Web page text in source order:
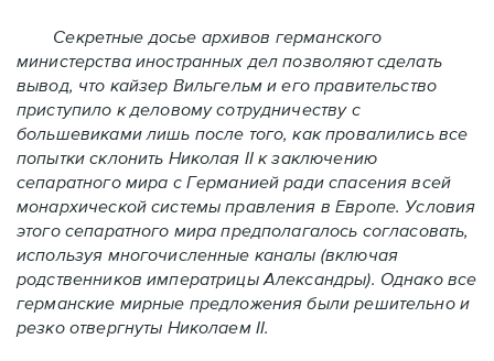
Секретные досье архивов германского
министерства иностранных дел позволяют сделать
вывод, что кайзер Вильгельм и его правительство
приступило к деловому сотрудничеству с
большевиками лишь после того, как провалились все
попытки склонить Николая II к заключению
сепаратного мира с Германией ради спасения всей
монархической системы правления в Европе. Условия
этого сепаратного мира предполагалось согласовать,
используя многочисленные каналы (включая
родственников императрицы Александры). Однако все
германские мирные предложения были решительно и
резко отвергнуты Николаем II.